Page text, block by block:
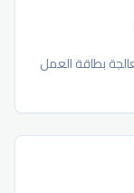
بطاقة العمل